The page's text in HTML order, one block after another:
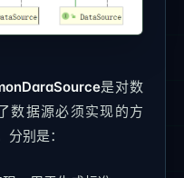
是对数
数据源必须实现的方
别是：